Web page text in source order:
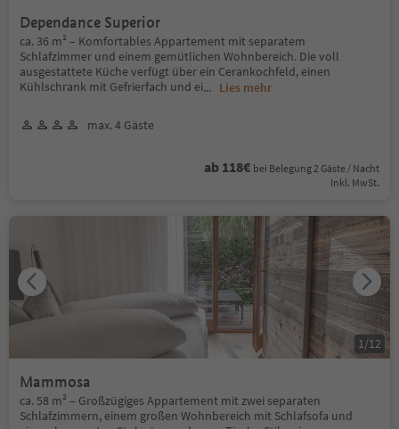
Dependance Superior
ca. 36 m² – Komfortables Appartement mit separatem
Schlafzimmer und einem gemütlichen Wohnbereich. Die voll
ausgestattete Küche verfügt über ein Cerankochfeld, einen
Kühlschrank mit Gefrierfach und ei... Lies mehr
max. 4 Gäste
ab 118€ bei Belegung 2 Gäste / Nacht
Inkl. MwSt.
Mammosa
ca. 58 m² – Großzügiges Appartement mit zwei separaten
Schlafzimmern, einem großen Wohnbereich mit Schlafsofa und
1 /12